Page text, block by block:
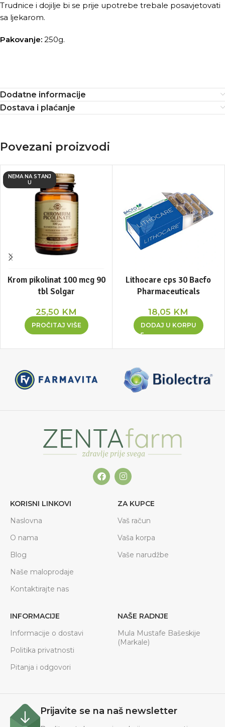
Trudnice i dojilje bi se prije upotrebe trebale posavjetovati
sa ljekarom.
Pakovanje: 250g.
Dodatne informacije
Dostava i plaćanje
Povezani proizvodi
NEMA NA STANJ
U
Krom pikolinat 100 mcg 90
tbl Solgar
25,50 KM
PROČITAJ VIŠE
Lithocare cps 30 Bacfo
Pharmaceuticals
18,05 KM
DODAJ U KORPU
KORISNI LINKOVI
Naslovna
O nama
Blog
Naše maloprodaje
Kontaktirajte nas
ZA KUPCE
Vaš račun
Vaša korpa
Vaše narudžbe
INFORMACIJE
Informacije o dostavi
Politika privatnosti
Pitanja i odgovori
NAŠE RADNJE
Mula Mustafe Bašeskije
(Markale)
Prijavite se na naš newsletter